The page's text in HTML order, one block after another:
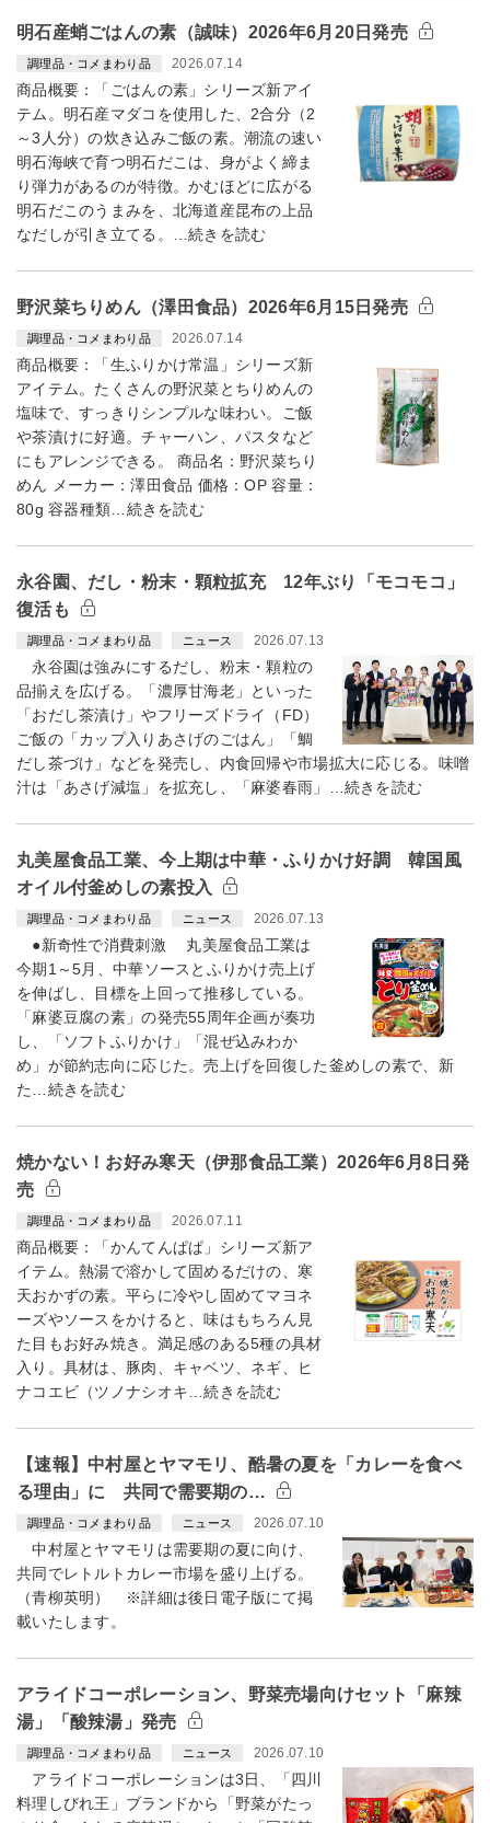
明石産蛸ごはんの素（誠味）2026年6月20日発売
調理品・コメまわり品 2026.07.14
商品概要：「ごはんの素」シリーズ新アイ
テム。明石産マダコを使用した、2合分（2
～3人分）の炊き込みご飯の素。潮流の速い
明石海峡で育つ明石だこは、身がよく締ま
り弾力があるのが特徴。かむほどに広がる
明石だこのうまみを、北海道産昆布の上品
なだしが引き立てる。…続きを読む
野沢菜ちりめん（澤田食品）2026年6月15日発売
調理品・コメまわり品 2026.07.14
商品概要：「生ふりかけ常温」シリーズ新
アイテム。たくさんの野沢菜とちりめんの
塩味で、すっきりシンプルな味わい。ご飯
や茶漬けに好適。チャーハン、パスタなど
にもアレンジできる。 商品名：野沢菜ちり
めん メーカー：澤田食品 価格：OP 容量：
80g 容器種類…続きを読む
永谷園、だし・粉末・顆粒拡充 12年ぶり「モコモコ」
復活も
調理品・コメまわり品 ニュース 2026.07.13
永谷園は強みにするだし、粉末・顆粒の
品揃えを広げる。「濃厚甘海老」といった
「おだし茶漬け」やフリーズドライ（FD）
ご飯の「カップ入りあさげのごはん」「鯛
だし茶づけ」などを発売し、内食回帰や市場拡大に応じる。味噌
汁は「あさげ減塩」を拡充し、「麻婆春雨」…続きを読む
丸美屋食品工業、今上期は中華・ふりかけ好調 韓国風
オイル付釜めしの素投入
調理品・コメまわり品 ニュース 2026.07.13
●新奇性で消費刺激 丸美屋食品工業は
今期1～5月、中華ソースとふりかけ売上げ
を伸ばし、目標を上回って推移している。
「麻婆豆腐の素」の発売55周年企画が奏功
し、「ソフトふりかけ」「混ぜ込みわか
め」が節約志向に応じた。売上げを回復した釜めしの素で、新
た…続きを読む
焼かない！お好み寒天（伊那食品工業）2026年6月8日発
売
調理品・コメまわり品 2026.07.11
商品概要：「かんてんぱぱ」シリーズ新ア
イテム。熱湯で溶かして固めるだけの、寒
天おかずの素。平らに冷やし固めてマヨネ
ーズやソースをかけると、味はもちろん見
た目もお好み焼き。満足感のある5種の具材
入り。具材は、豚肉、キャベツ、ネギ、ヒ
ナコエビ（ツノナシオキ…続きを読む
【速報】中村屋とヤマモリ、酷暑の夏を「カレーを食べ
る理由」に 共同で需要期の…
調理品・コメまわり品 ニュース 2026.07.10
中村屋とヤマモリは需要期の夏に向け、
共同でレトルトカレー市場を盛り上げる。
（青柳英明） ※詳細は後日電子版にて掲
載いたします。
アライドコーポレーション、野菜売場向けセット「麻辣
湯」「酸辣湯」発売
調理品・コメまわり品 ニュース 2026.07.10
アライドコーポレーションは3日、「四川
料理しびれ王」ブランドから「野菜がたっ